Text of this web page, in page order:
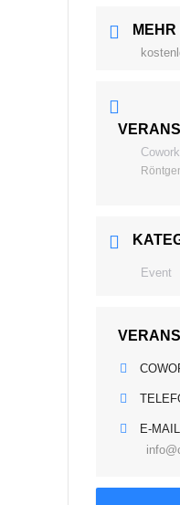
Event
E-MAIL